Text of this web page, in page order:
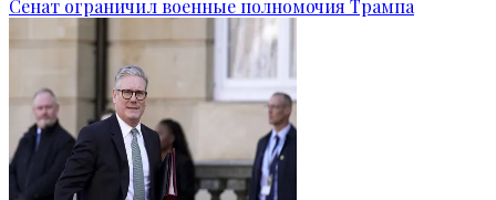
Сенат ограничил военные полномочия Трампа